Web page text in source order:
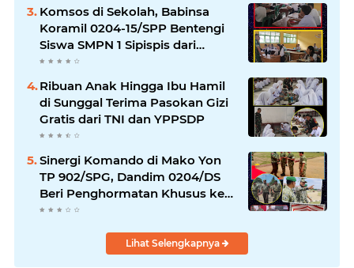
Komsos di Sekolah, Babinsa
Koramil 0204-15/SPP Bentengi
Siswa SMPN 1 Sipispis dari
Bahaya Narkotika
Ribuan Anak Hingga Ibu Hamil
di Sunggal Terima Pasokan Gizi
Gratis dari TNI dan YPPSDP
Sinergi Komando di Mako Yon
TP 902/SPG, Dandim 0204/DS
Beri Penghormatan Khusus ke
Menhan RI
Lihat Selengkapnya